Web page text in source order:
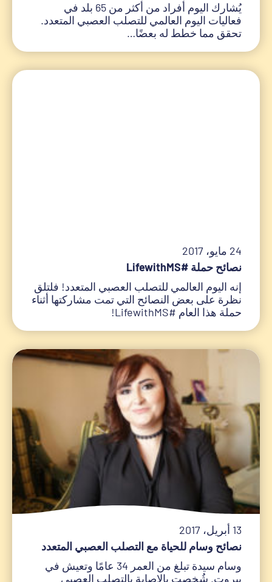
يُشارك اليوم أفراد من أكثر من 65 بلد في
فعاليات اليوم العالمي للتصلب العصبي المتعدد.
تحقق مما خطط له بعضًا…
نصائح حملة #LifewithMS
24 مايو، 2017
إنه اليوم العالمي للتصلب العصبي المتعدد! فلتلق
نظرة على بعض النصائح التي تمت مشاركتها أثناء
حملة هذا العام #LifewithMS!
نصائح وسام للحياة مع التصلب العصبي المتعدد
13 أبريل، 2017
وسام سيدة تبلغ من العمر 34 عامًا وتعيش في
بيروت. شُخصت بالإصابة بالتصلب العصبي